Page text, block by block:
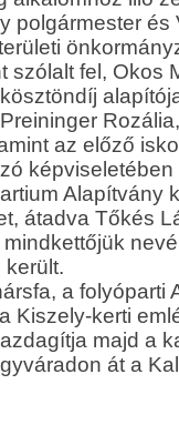
polgármester
szólalt fel, Okos
az előző
Alapítvány
átadva Tőkés
került.
a folyóparti
Kiszely-kerti
majd a
át a